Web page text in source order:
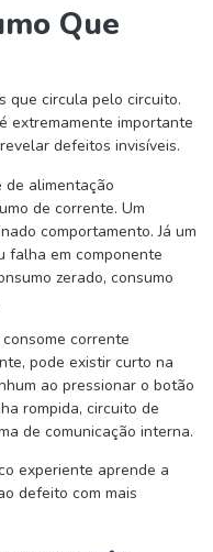
Que
que circula pelo circuito.
extremamente importante
defeitos invisíveis.
alimentação
de corrente. Um
comportamento. Já um
falha em componente
zerado, consumo
corrente
pode existir curto na
ao pressionar o botão
rompida, circuito de
de comunicação interna.
experiente aprende a
defeito com mais